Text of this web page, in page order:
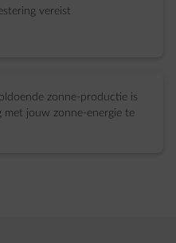
vereist​
zonne-productie is
met jouw zonne-energie te